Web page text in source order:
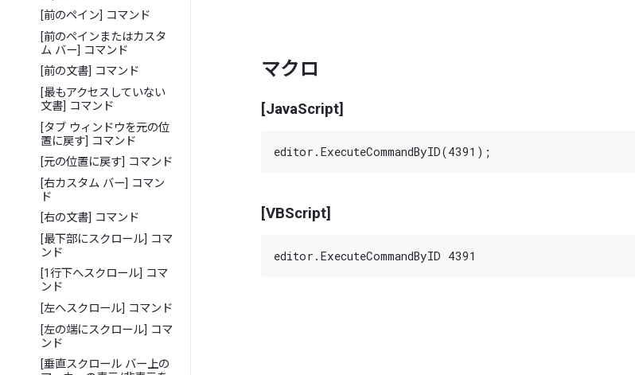
[前のペイン] コマンド
[前のペインまたはカスタ
ム バー] コマンド
[前の文書] コマンド
[最もアクセスしていない
文書] コマンド
[タブ ウィンドウを元の位
置に戻す] コマンド
[元の位置に戻す] コマンド
[右カスタム バー] コマン
ド
[右の文書] コマンド
[最下部にスクロール] コマ
ンド
[1行下へスクロール] コマ
ンド
[左へスクロール] コマンド
[左の端にスクロール] コマ
ンド
[垂直スクロール バー上の
マクロ
[JavaScript]
[VBScript]